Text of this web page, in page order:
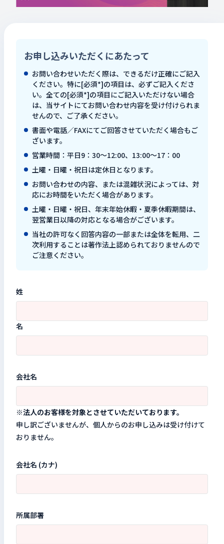
お申し込みいただくにあたって
お問い合わせいただく際は、できるだけ正確にご記入
ください。特に[必須*]の項目は、必ずご記入くださ
い。全ての[必須*]の項目にご記入いただけない場合
は、当サイトにてお問い合わせ内容を受け付けられま
せんので、ご了承ください。
書面や電話／FAXにてご回答させていただく場合もご
ざいます。
営業時間：平日9：30～12:00、13:00～17：00
土曜・日曜・祝日は定休日となります。
お問い合わせの内容、または混雑状況によっては、対
応にお時間をいただく場合があります。
土曜・日曜・祝日、年末年始休暇・夏季休暇期間は、
翌営業日以降の対応となる場合がございます。
当社の許可なく回答内容の一部または全体を転用、二
次利用することは著作法上認められておりませんので
ご注意ください。
姓
名
会社名
※法人のお客様を対象とさせていただいております。
申し訳ございませんが、個人からのお申し込みは受け付けて
おりません。
会社名 (カナ)
所属部署